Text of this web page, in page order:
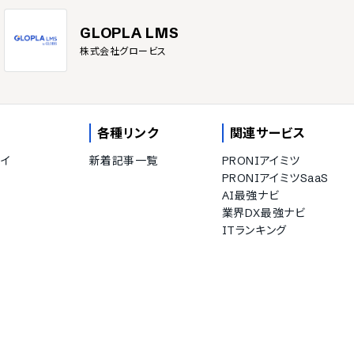
GLOPLA LMS
株式会社グロービス
各種リンク
新着記事一覧
関連サービス
PRONIアイミツ
PRONIアイミツSaaS
AI最強ナビ
業界DX最強ナビ
ITランキング